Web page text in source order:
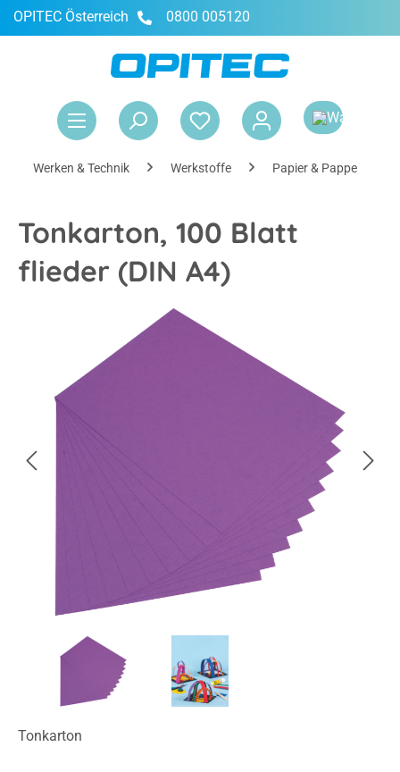
springen
OPITEC Österreich 0800 005120
Werken & Technik Werkstoffe Papier & Pappe
Tonkarton, 100 Blatt
flieder (DIN A4)
Bildergalerie überspringen
Tonkarton